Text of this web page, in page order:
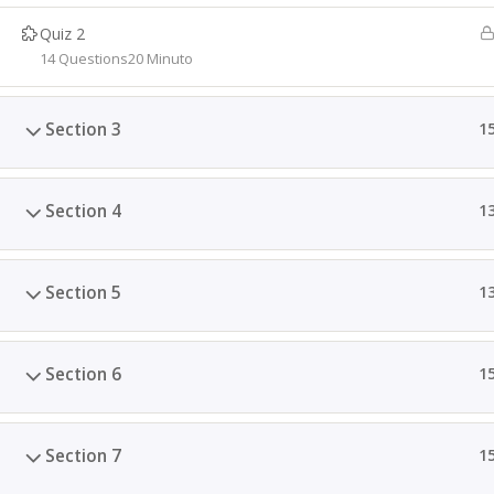
Quiz 2
20 Minuto
14 Questions
Section 3
Section 4
Section 5
Section 6
Section 7